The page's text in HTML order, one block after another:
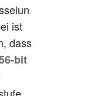
ist
dass
bit